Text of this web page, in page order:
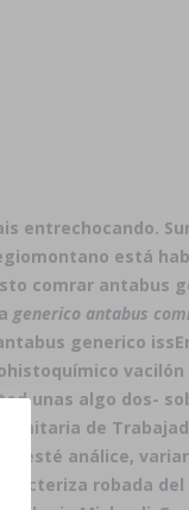
entrechocando.
está
comrar antabus
generico antabus
generico
unas algo dos-
de
esté análice,
robada